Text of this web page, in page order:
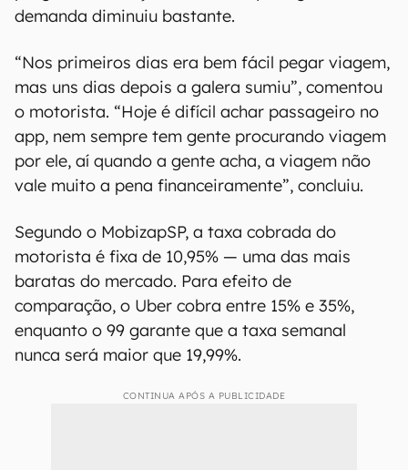
demanda diminuiu bastante.
“Nos primeiros dias era bem fácil pegar viagem,
mas uns dias depois a galera sumiu”, comentou
o motorista. “Hoje é difícil achar passageiro no
app, nem sempre tem gente procurando viagem
por ele, aí quando a gente acha, a viagem não
vale muito a pena financeiramente”, concluiu.
Segundo o MobizapSP, a taxa cobrada do
motorista é fixa de 10,95% — uma das mais
baratas do mercado. Para efeito de
comparação, o Uber cobra entre 15% e 35%,
enquanto o 99 garante que a taxa semanal
nunca será maior que 19,99%.
CONTINUA APÓS A PUBLICIDADE